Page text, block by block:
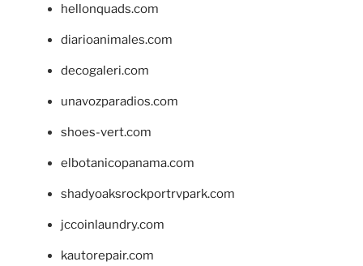
hellonquads.com
diarioanimales.com
decogaleri.com
unavozparadios.com
shoes-vert.com
elbotanicopanama.com
shadyoaksrockportrvpark.com
jccoinlaundry.com
kautorepair.com